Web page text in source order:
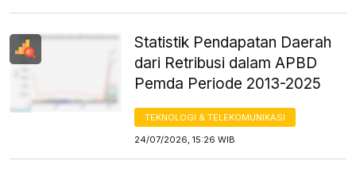
Statistik Pendapatan Daerah
dari Retribusi dalam APBD
Pemda Periode 2013-2025
TEKNOLOGI & TELEKOMUNIKASI
24/07/2026, 15:26 WIB